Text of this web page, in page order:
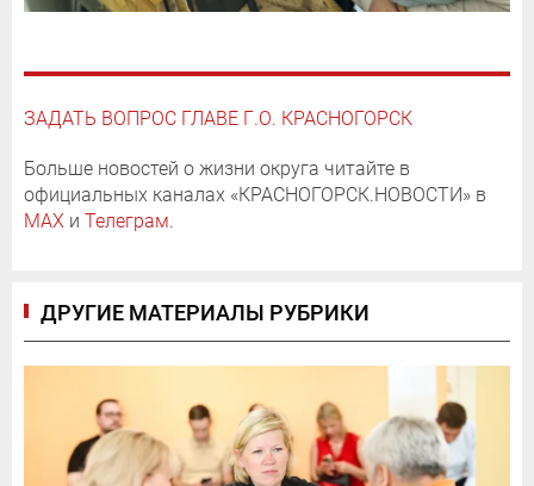
ЗАДАТЬ ВОПРОС ГЛАВЕ Г.О. КРАСНОГОРСК
Больше новостей о жизни округа читайте в
официальных каналах «КРАСНОГОРСК.НОВОСТИ» в
MAX и Телеграм.
ДРУГИЕ МАТЕРИАЛЫ РУБРИКИ